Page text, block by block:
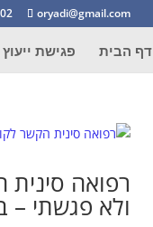
oryadi@gmail.com
דף הבית פגישת ייעוץ
רפואה סינית
ולא פגשתי –